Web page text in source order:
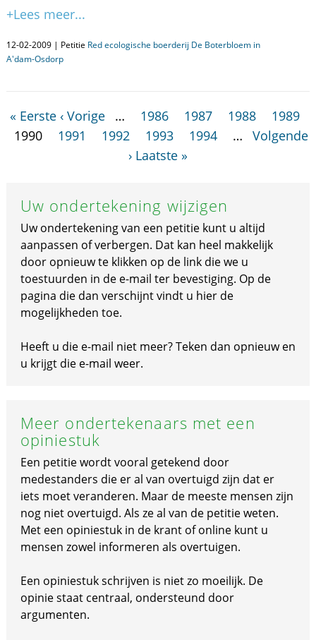
+Lees meer...
12-02-2009 | Petitie Red ecologische boerderij De Boterbloem in
A'dam-Osdorp
« Eerste ‹ Vorige … 1986 1987 1988
1989
1990
1991 1992 1993 1994 …
Volgende
› Laatste »
Uw ondertekening wijzigen
Uw ondertekening van een petitie kunt u altijd
aanpassen of verbergen. Dat kan heel makkelijk
door opnieuw te klikken op de link die we u
toestuurden in de e-mail ter bevestiging. Op de
pagina die dan verschijnt vindt u hier de
mogelijkheden toe.
Heeft u die e-mail niet meer? Teken dan opnieuw en
u krijgt die e-mail weer.
Meer ondertekenaars met een
opiniestuk
Een petitie wordt vooral getekend door
medestanders die er al van overtuigd zijn dat er
iets moet veranderen. Maar de meeste mensen zijn
nog niet overtuigd. Als ze al van de petitie weten.
Met een opiniestuk in de krant of online kunt u
mensen zowel informeren als overtuigen.
Een opiniestuk schrijven is niet zo moeilijk. De
opinie staat centraal, ondersteund door
argumenten.